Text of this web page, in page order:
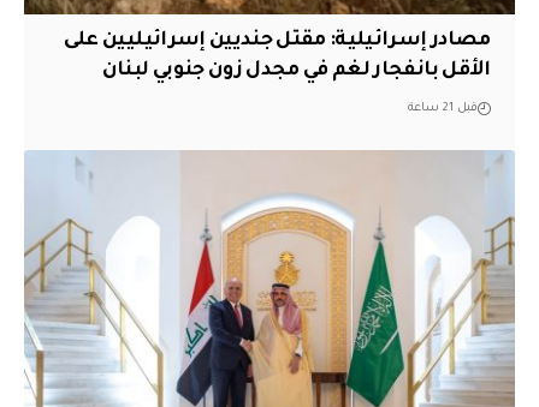
مصادر إسرائيلية: مقتل جنديين إسرائيليين على
الأقل بانفجار لغم في مجدل زون جنوبي لبنان
قبل 21 ساعة